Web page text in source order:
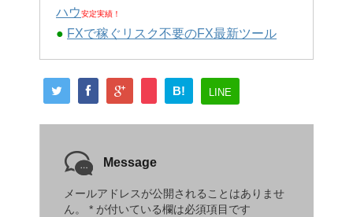
ハウ安定実績！
● FXで稼ぐリスク不要のFX最新ツール
B! LINE
Message
メールアドレスが公開されることはありませ
ん。
* が付いている欄は必須項目です